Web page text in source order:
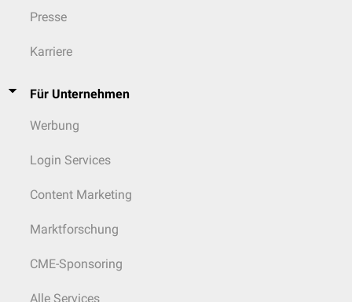
Presse
Karriere
Für Unternehmen
Werbung
Login Services
Content Marketing
Marktforschung
CME-Sponsoring
Alle Services